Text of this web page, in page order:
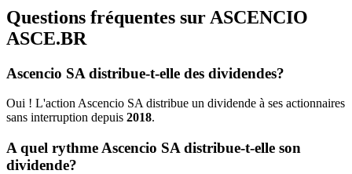
Questions fréquentes sur ASCENCIO
ASCE.BR
Ascencio SA distribue-t-elle des dividendes?
Oui ! L'action Ascencio SA distribue un dividende à ses actionnaires
sans interruption depuis 2018.
A quel rythme Ascencio SA distribue-t-elle son
dividende?